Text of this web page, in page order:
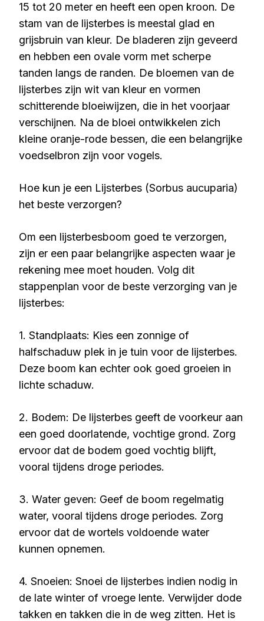
15 tot 20 meter en heeft een open kroon. De
stam van de lijsterbes is meestal glad en
grijsbruin van kleur. De bladeren zijn geveerd
en hebben een ovale vorm met scherpe
tanden langs de randen. De bloemen van de
lijsterbes zijn wit van kleur en vormen
schitterende bloeiwijzen, die in het voorjaar
verschijnen. Na de bloei ontwikkelen zich
kleine oranje-rode bessen, die een belangrijke
voedselbron zijn voor vogels.
Hoe kun je een Lijsterbes (Sorbus aucuparia)
het beste verzorgen?
Om een lijsterbesboom goed te verzorgen,
zijn er een paar belangrijke aspecten waar je
rekening mee moet houden. Volg dit
stappenplan voor de beste verzorging van je
lijsterbes:
1. Standplaats: Kies een zonnige of
halfschaduw plek in je tuin voor de lijsterbes.
Deze boom kan echter ook goed groeien in
lichte schaduw.
2. Bodem: De lijsterbes geeft de voorkeur aan
een goed doorlatende, vochtige grond. Zorg
ervoor dat de bodem goed vochtig blijft,
vooral tijdens droge periodes.
3. Water geven: Geef de boom regelmatig
water, vooral tijdens droge periodes. Zorg
ervoor dat de wortels voldoende water
kunnen opnemen.
4. Snoeien: Snoei de lijsterbes indien nodig in
de late winter of vroege lente. Verwijder dode
takken en takken die in de weg zitten. Het is